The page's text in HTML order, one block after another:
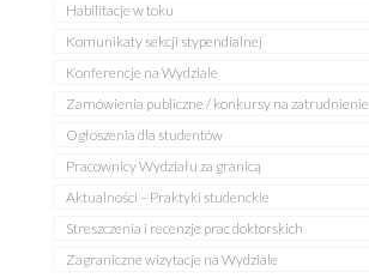
Habilitacje w toku
Komunikaty sekcji stypendialnej
Konferencje na Wydziale
Zamówienia publiczne / konkursy na zatrudnienie
Ogłoszenia dla studentów
Pracownicy Wydziału za granicą
Aktualności – Praktyki studenckie
Streszczenia i recenzje prac doktorskich
Zagraniczne wizytacje na Wydziale